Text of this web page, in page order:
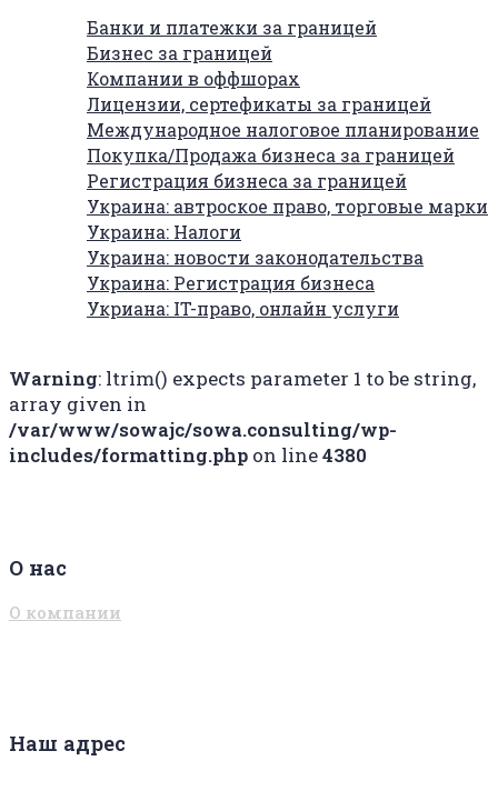
Банки и платежки за границей
Бизнес за границей
Компании в оффшорах
Лицензии, сертефикаты за границей
Международное налоговое планирование
Покупка/Продажа бизнеса за границей
Регистрация бизнеса за границей
Украина: автроское право, торговые марки
Украина: Налоги
Украина: новости законодательства
Украина: Регистрация бизнеса
Укриана: IT-право, онлайн услуги
Warning: ltrim() expects parameter 1 to be string,
array given in
/var/www/sowajc/sowa.consulting/wp-
includes/formatting.php on line4380
О нас
О компании
Наш адрес